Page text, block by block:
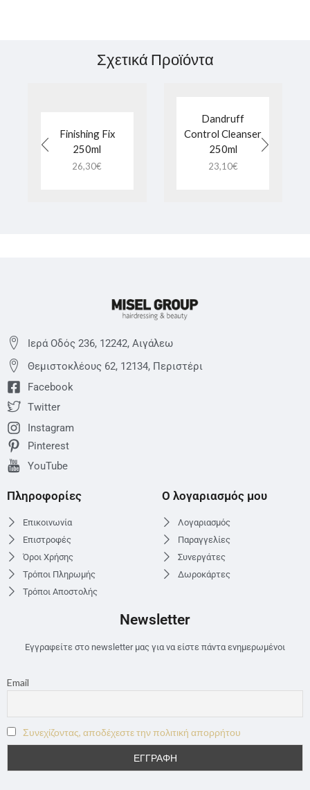
Σχετικά Προϊόντα
Finishing Fix
250ml
26,30€
Dandruff
Control Cleanser
250ml
23,10€
Ιερά Οδός 236, 12242, Αιγάλεω
Θεμιστoκλέους 62, 12134, Περιστέρι
Facebook
Twitter
Instagram
Pinterest
YouTube
Πληροφορίες
Επικοινωνία
Επιστροφές
Όροι Χρήσης
Τρόποι Πληρωμής
Τρόποι Αποστολής
Ο λογαριασμός μου
Λογαριασμός
Παραγγελίες
Συνεργάτες
Δωροκάρτες
Newsletter
Εγγραφείτε στο newsletter μας για να είστε πάντα ενημερωμένοι
Email
Συνεχίζοντας, αποδέχεστε την πολιτική απορρήτου